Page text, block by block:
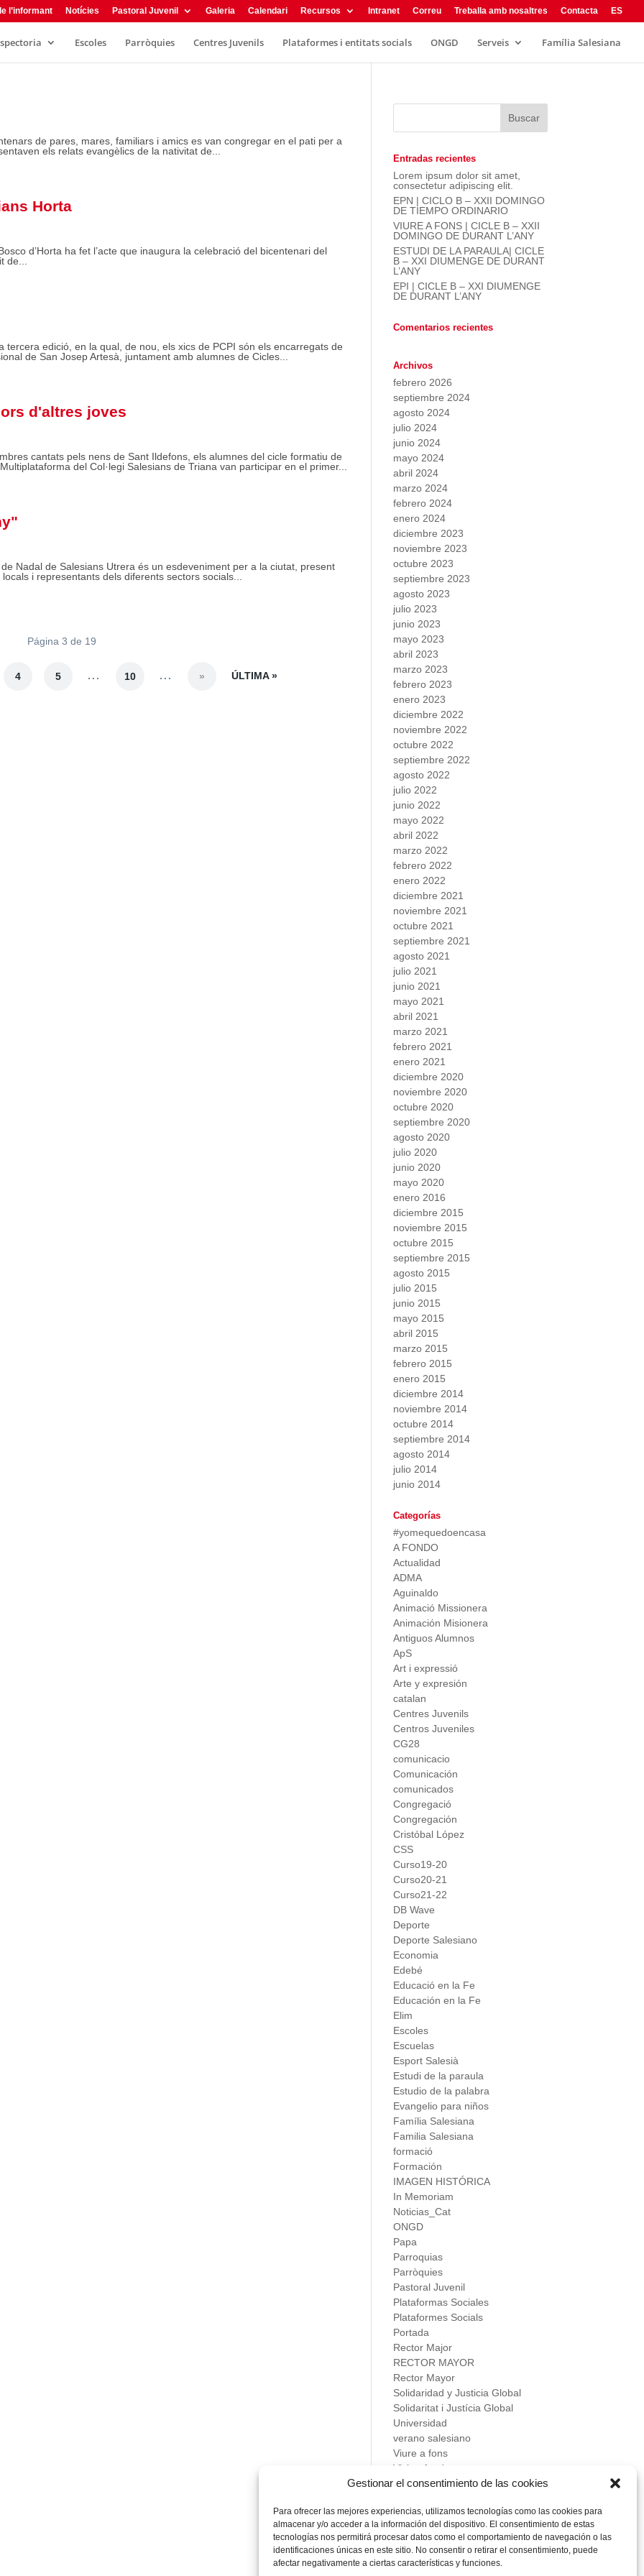
Gestionar el consentimiento de las cookies
Para ofrecer las mejores experiencias, utilizamos tecnologías como las cookies para
almacenar y/o acceder a la información del dispositivo. El consentimiento de estas
tecnologías nos permitirá procesar datos como el comportamiento de navegación o las
identificaciones únicas en este sitio. No consentir o retirar el consentimiento, puede
afectar negativamente a ciertas características y funciones.
l’informant Notícies Pastoral Juvenil Galeria Calendari Recursos Intranet Correu Treballa amb nosaltres Contacta ES
Escoles Parròquies Centres Juvenils Plataformes i entitats socials ONGD Serveis Família Salesiana
de pares, mares, familiars i amics es van congregar en el pati per a
els relats evangèlics de la nativitat de...
Horta
d’Horta ha fet l’acte que inaugura la celebració del bicentenari del
de...
tercera edició, en la qual, de nou, els xics de PCPI són els encarregats de
de San Josep Artesà, juntament amb alumnes de Cicles...
d'altres joves
cantats pels nens de Sant Ildefons, els alumnes del cicle formatiu de
del Col·legi Salesians de Triana van participar en el primer...
Nadal de Salesians Utrera és un esdeveniment per a la ciutat, present
i representants dels diferents sectors socials...
Página 3 de 19
4 5 ... 10 ... » ÚLTIMA »
Entradas recientes
Lorem ipsum dolor sit amet,
consectetur adipiscing elit.
EPN | CICLO B – XXII DOMINGO
DE TIEMPO ORDINARIO
VIURE A FONS | CICLE B – XXII
DOMINGO DE DURANT L’ANY
ESTUDI DE LA PARAULA| CICLE
B – XXI DIUMENGE DE DURANT
L’ANY
EPI | CICLE B – XXI DIUMENGE
DE DURANT L’ANY
Comentarios recientes
Archivos
febrero 2026
septiembre 2024
agosto 2024
julio 2024
junio 2024
mayo 2024
abril 2024
marzo 2024
febrero 2024
enero 2024
diciembre 2023
noviembre 2023
octubre 2023
septiembre 2023
agosto 2023
julio 2023
junio 2023
mayo 2023
abril 2023
marzo 2023
febrero 2023
enero 2023
diciembre 2022
noviembre 2022
octubre 2022
septiembre 2022
agosto 2022
julio 2022
junio 2022
mayo 2022
abril 2022
marzo 2022
febrero 2022
enero 2022
diciembre 2021
noviembre 2021
octubre 2021
septiembre 2021
agosto 2021
julio 2021
junio 2021
mayo 2021
abril 2021
marzo 2021
febrero 2021
enero 2021
diciembre 2020
noviembre 2020
octubre 2020
septiembre 2020
agosto 2020
julio 2020
junio 2020
mayo 2020
enero 2016
diciembre 2015
noviembre 2015
octubre 2015
septiembre 2015
agosto 2015
julio 2015
junio 2015
mayo 2015
abril 2015
marzo 2015
febrero 2015
enero 2015
diciembre 2014
noviembre 2014
octubre 2014
septiembre 2014
agosto 2014
julio 2014
junio 2014
Categorías
#yomequedoencasa
A FONDO
Actualidad
ADMA
Aguinaldo
Animació Missionera
Animación Misionera
Antiguos Alumnos
ApS
Art i expressió
Arte y expresión
catalan
Centres Juvenils
Centros Juveniles
CG28
comunicacio
Comunicación
comunicados
Congregació
Congregación
Cristóbal López
CSS
Curso19-20
Curso20-21
Curso21-22
DB Wave
Deporte
Deporte Salesiano
Economia
Edebé
Educació en la Fe
Educación en la Fe
Elim
Escoles
Escuelas
Esport Salesià
Estudi de la paraula
Estudio de la palabra
Evangelio para niños
Família Salesiana
Familia Salesiana
formació
Formación
IMAGEN HISTÓRICA
In Memoriam
Noticias_Cat
ONGD
Papa
Parroquias
Parròquies
Pastoral Juvenil
Plataformas Sociales
Plataformes Socials
Portada
Rector Major
RECTOR MAYOR
Rector Mayor
Solidaridad y Justicia Global
Solidaritat i Justícia Global
Universidad
verano salesiano
Viure a fons
Vivir a fondo
Vocacional
Meta
Acceder
Feed de entradas
Feed de comentarios